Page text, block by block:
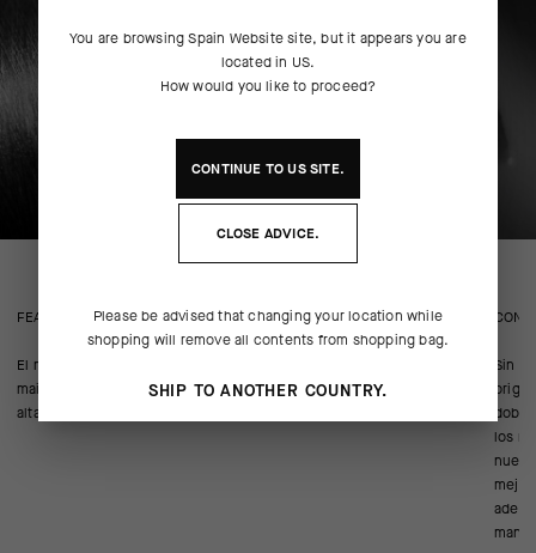
FEATURED FABRICS
El material textil que hemos utilizado para todo el cuerpo del
maillot es nuestro tejido de punto BIG DUAL Tex, que ofrece una
alta transpirabilidad y es superligero y de rápido secado.
Sin
los
You are browsingSpain Websitesite, but it appears you are
located in US.
How would you like to proceed?
CONTINUE TOUSSITE.
CLOSE ADVICE.
Please be advised that changing your location while
shopping will remove all contents from shopping bag.
SHIP TO ANOTHER COUNTRY.